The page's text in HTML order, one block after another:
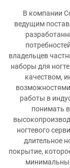
В компании
ведущим
владельцев
наборы для
качеством,
работы в
понимать
ногтевого
длительное
покрытие,